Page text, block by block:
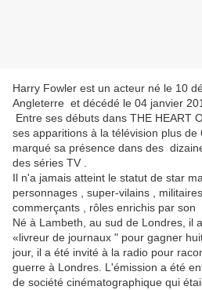
Harry Fowler est un acteur né le 10
Angleterre et décédé le 04 janvier
Entre ses débuts dans THE HEART
ses apparitions à la télévision plus de
marqué sa présence dans des
des séries TV .
Il n'a jamais atteint le statut de star
personnages , super-vilains ,
commerçants , rôles enrichis par son
Né à Lambeth, au sud de Londres, il
«livreur de journaux " pour gagner
jour, il a été invité à la radio pour
guerre à Londres. L'émission a été
de société cinématographique qui